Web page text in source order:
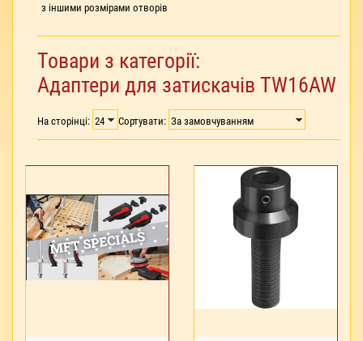
з іншими розмірами отворів
Товари з категорії:
Адаптери для затискачів TW16AW
На сторінці: Сортувати: